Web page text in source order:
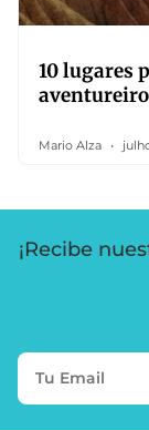
10 lugares
Mario Alza
¡Recibe